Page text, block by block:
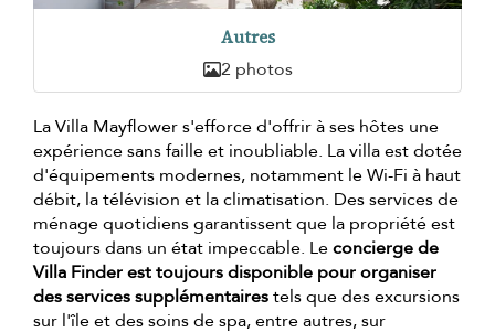
Autres
2 photos
La Villa Mayflower s'efforce d'offrir à ses hôtes une
expérience sans faille et inoubliable. La villa est dotée
d'équipements modernes, notamment le Wi-Fi à haut
débit, la télévision et la climatisation. Des services de
ménage quotidiens garantissent que la propriété est
toujours dans un état impeccable. Leconcierge de
Villa Finder est toujours disponible pour organiser
des services supplémentairestels que des excursions
sur l'île et des soins de spa, entre autres, sur